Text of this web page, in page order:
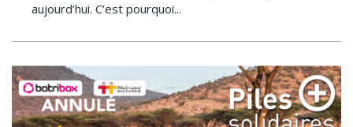
aujourd’hui. C’est pourquoi...